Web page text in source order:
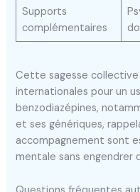
Supports
complémentaires
Cette sagesse
internationales pour un
benzodiazépines,
et ses génériques,
accompagnement sont
mentale sans engendrer